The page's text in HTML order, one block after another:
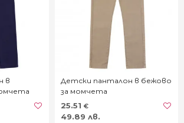
в
Детски панталон в бежово
за момчета
25.51 €
49.89 лв.